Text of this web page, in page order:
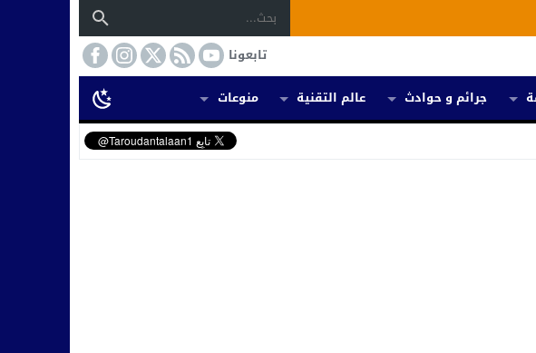
تابعونا
جرائم و حوادث عالم التقنية
منوعات